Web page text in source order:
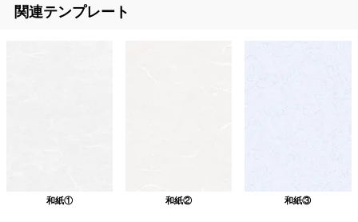
関連テンプレート
和紙① 和紙② 和紙③